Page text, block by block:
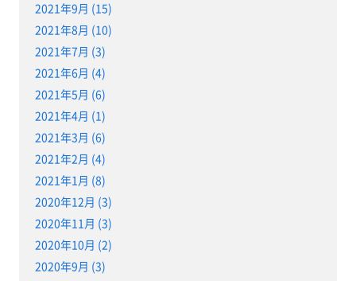
2021年9月 (15)
2021年8月 (10)
2021年7月 (3)
2021年6月 (4)
2021年5月 (6)
2021年4月 (1)
2021年3月 (6)
2021年2月 (4)
2021年1月 (8)
2020年12月 (3)
2020年11月 (3)
2020年10月 (2)
2020年9月 (3)